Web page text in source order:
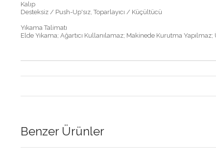
Kalıp
Desteksiz / Push-Up'sız, Toparlayıcı / Küçültücü
Yıkama Talimatı
Elde Yıkama; Ağartıcı Kullanılamaz; Makinede Kurutma
Benzer Ürünler